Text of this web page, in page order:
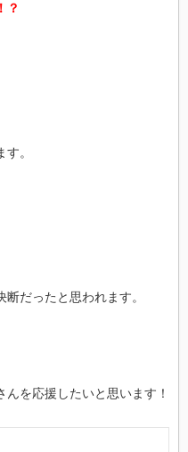
？
。
だったと思われます。
を応援したいと思います！